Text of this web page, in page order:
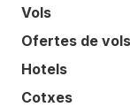
Vols
Ofertes de vols
Hotels
Cotxes